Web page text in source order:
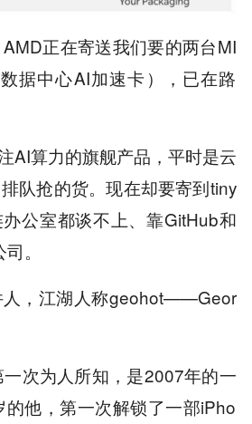
正在寄送我们要的两台MI
据中心AI加速卡），已在路
AI算力的旗舰产品，平时是云
队抢的货。现在却要寄到tiny
公室都谈不上、靠GitHub和
。
人，江湖人称geohot——Geor
次为人所知，是2007年的一
他，第一次解锁了一部iPho